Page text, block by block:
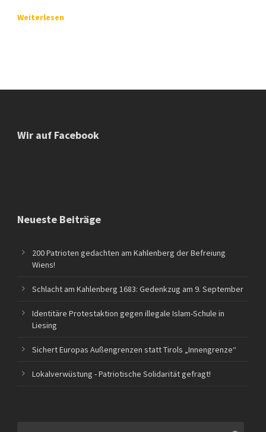
Weiterlesen
Wir auf Facebook
Neueste Beiträge
200 Patrioten gedachten am Kahlenberg der Befreiung
Wiens!
Schlacht am Kahlenberg 1683: Gedenkzug am 9. September
Identitäre Protestaktion gegen illegale Islam-Schule in
Liesing
Sichert Europas Außengrenzen statt Tirols „Innengrenze“
Lokalverwüstung - Patriotische Solidarität gefragt!